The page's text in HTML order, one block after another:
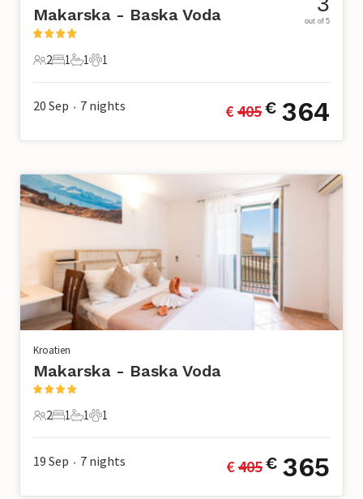
Makarska - Baska Voda
2 Gäste
2
1 Schlafzimmer
1
1 Badezimmer
1
1 Haustier
1
out of 5
20 Sep • 7 nights € 405€ 364
Kroatien
Makarska - Baska Voda
2 Gäste
2
1 Schlafzimmer
1
1 Badezimmer
1
1 Haustier
1
19 Sep • 7 nights € 405€ 365